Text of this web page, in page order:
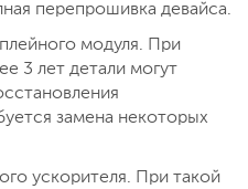
перепрошивка девайса.
модуля. При
3 лет детали могут
замена некоторых
ускорителя. При такой